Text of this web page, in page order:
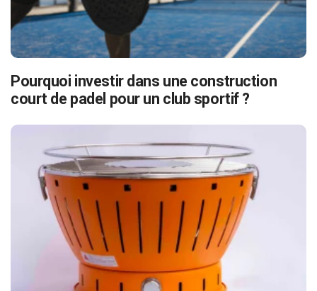
Pourquoi investir dans une construction
court de padel pour un club sportif ?